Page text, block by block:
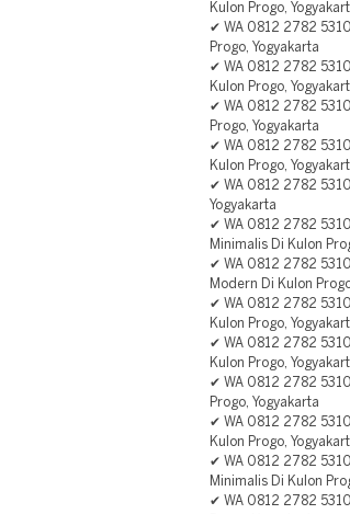
Kulon Progo,
✔ WA 0812 2782
Progo, Yogyakarta
✔ WA 0812 2782
Kulon Progo,
✔ WA 0812 2782
Progo, Yogyakarta
✔ WA 0812 2782
Kulon Progo,
✔ WA 0812 2782
Yogyakarta
✔ WA 0812 2782
Minimalis Di Kulon
✔ WA 0812 2782
Modern Di Kulon
✔ WA 0812 2782
Kulon Progo,
✔ WA 0812 2782
Kulon Progo,
✔ WA 0812 2782
Progo, Yogyakarta
✔ WA 0812 2782
Kulon Progo,
✔ WA 0812 2782
Minimalis Di Kulon
✔ WA 0812 2782